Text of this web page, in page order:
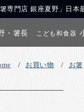
箸専門店 銀座夏野」日本
・箸長 こども和食器
お買い物 お箸